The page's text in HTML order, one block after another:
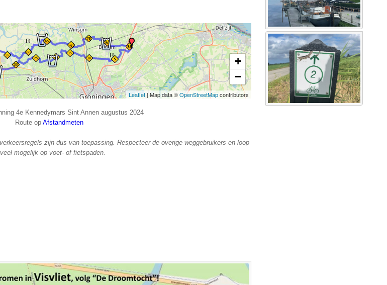
4e Kennedymars Sint Annen augustus 2024
Route op Afstandmeten
zijn dus van toepassing. Respecteer de overige weggebruikers en loop
mogelijk op voet- of fietspaden.